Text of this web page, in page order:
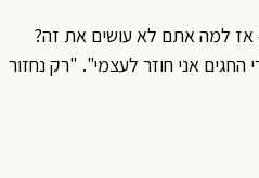
אז למה אתם לא עושים את זה?
אני חוזר לעצמי". "רק נחזור